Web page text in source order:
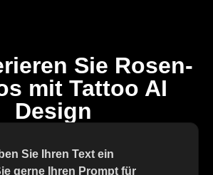
Sie Rosen-
mit Tattoo AI
Design
Sie Ihren Text ein
gerne Ihren Prompt für